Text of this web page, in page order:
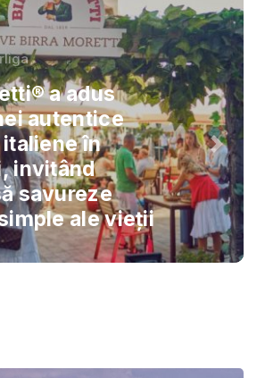
a adus
autentice
în
invitând
savureze
ale vieții